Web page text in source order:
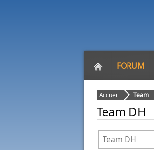
FORUM
Accueil Team
Team DH